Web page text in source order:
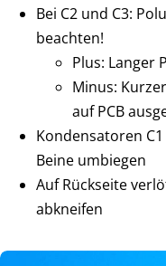
Bei C2 und C3:
beachten!
Plus: Langer
Minus:
auf PCB
Kondensatoren
Beine umbiegen
Auf Rückseite
abkneifen